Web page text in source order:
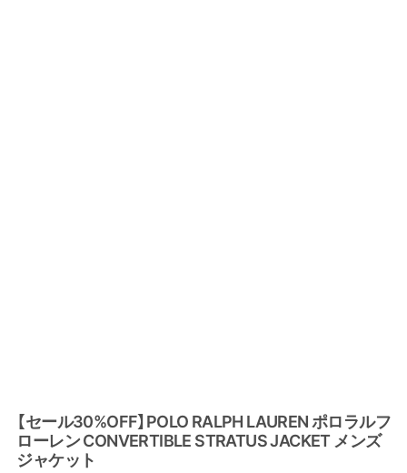
【セール30%OFF】POLO RALPH LAUREN ポロラルフ
ローレン CONVERTIBLE STRATUS JACKET メンズ
ジャケット